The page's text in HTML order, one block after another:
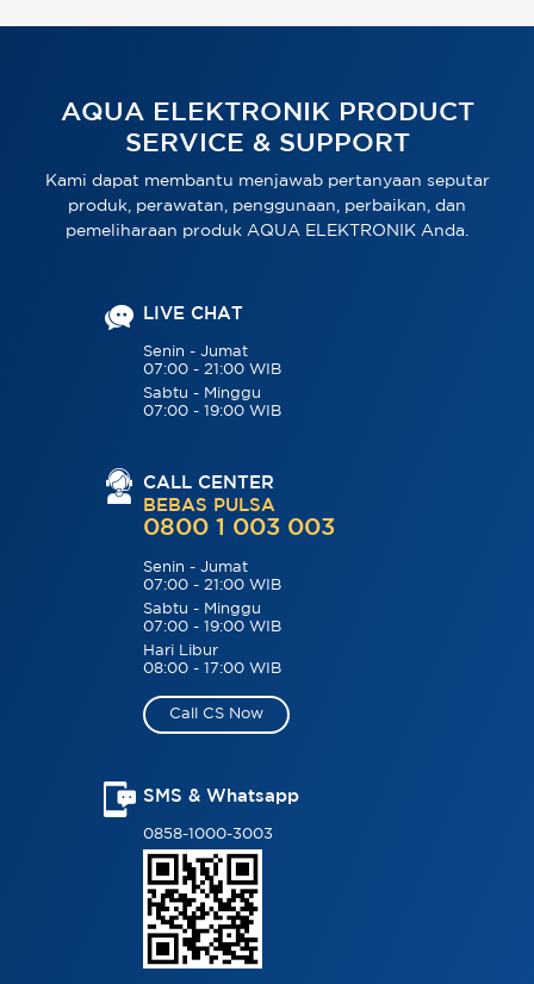
AQUA ELEKTRONIK PRODUCT
SERVICE & SUPPORT
Kami dapat membantu menjawab pertanyaan seputar
produk, perawatan, penggunaan, perbaikan, dan
pemeliharaan produk AQUA ELEKTRONIK Anda.
LIVE CHAT
Senin - Jumat
07:00 - 21:00 WIB
Sabtu - Minggu
07:00 - 19:00 WIB
CALL CENTER
BEBAS PULSA
0800 1 003 003
Senin - Jumat
07:00 - 21:00 WIB
Sabtu - Minggu
07:00 - 19:00 WIB
Hari Libur
08:00 - 17:00 WIB
Call CS Now
SMS & Whatsapp
0858-1000-3003